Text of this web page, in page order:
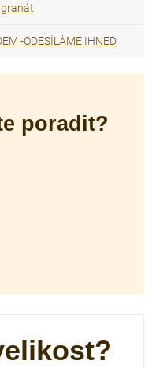
-ODESÍLÁME IHNED
poradit?